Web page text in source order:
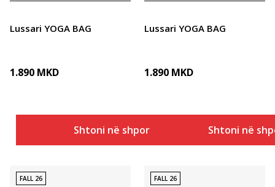
Lussari YOGA BAG
1.890 MKD
Shtoni në shportë
Lussari YOGA BAG
1.890 MKD
Shtoni në
FALL 26 FALL 26